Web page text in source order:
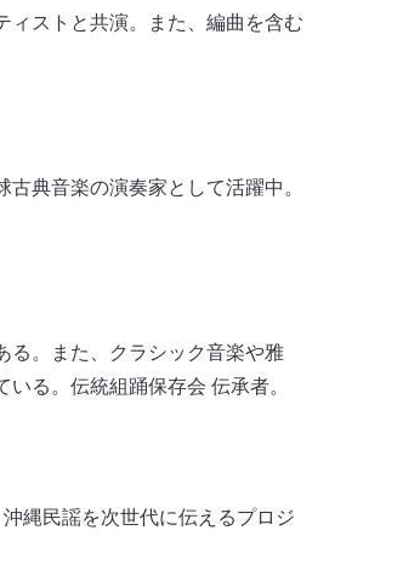
ィストと共演。また、編曲を含む
典音楽の演奏家として活躍中。
る。また、クラシック音楽や雅
る。伝統組踊保存会 伝承者。
縄民謡を次世代に伝えるプロジ